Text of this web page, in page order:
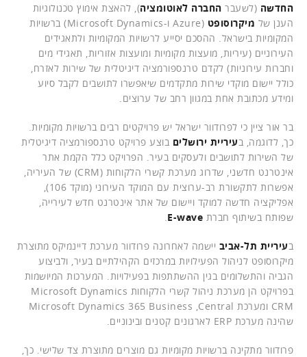
החדשה (לשעבר החברה לאוטומציה), להאצת אימוץ טכנולוגיות
הענן של מיקרוסופט
(Azure ו-Microsoft Dynamics) ברשויות
המקומיות בישראל. ההסכם יסייע לרשויות המקומיות ולתאגידים
העירוניים (עיריות, מועצות מקומיות ומועצות אזוריות, תאגידי מים
וחברות עירוניות) לקדם טרנספורמציה דיגיטלית של שירות לאזרח,
כולל יישום מוקדי שירות מתקדמים שיאפשרו לתושבים לקבל סיוע
ומידע מכתובת אחת במגוון רחב של ערוצים.
בר אור ציין כי לפרודוור ישראל יש פרויקטים רבים ברשויות מקומיות.
כך, לדוגמה, בעיריית ירושלים בוצע פרויקט טרנספורמציה דיגיטלית
של השירות לתושבים ולעסקים בעיר. הפרויקט כלל הקמת אתר
אינטרנט חדשני, שדרוג מערכת קשרי הלקוחות (CRM) של העיריה,
אפשרות לתקשורת רב-ערוצית עם המוקד העירוני (מוקד 106),
אפליקציה חדשה למוקד ויישום של אתר אינטרנט חדש לעירייה,
שפותח בשיתוף חברת E-wave
בעיריית תל-אביב יישמה לאחרונה פרודוור מערכת דיינמיקס מתוצרת
מיקרוסופט לניהול הפעילויות במרכזים הקהילתיים בעיר, ולביצוע
הגביה והתשלומים בגין ההשתתפות בפעילויות. המערכות המיושמות
בפרויקט הן מערכת ניהול קשרי הלקוחות Microsoft Dynamics
CRM ומערכת Microsoft Dynamics 365 Business ,Central
שהינה מערכת ERP לארגונים קטנים ובינוניים.
פרודוור מתקינה ברשויות מקומיות גם מוצרים מתוצרת צד שלישי. כך,